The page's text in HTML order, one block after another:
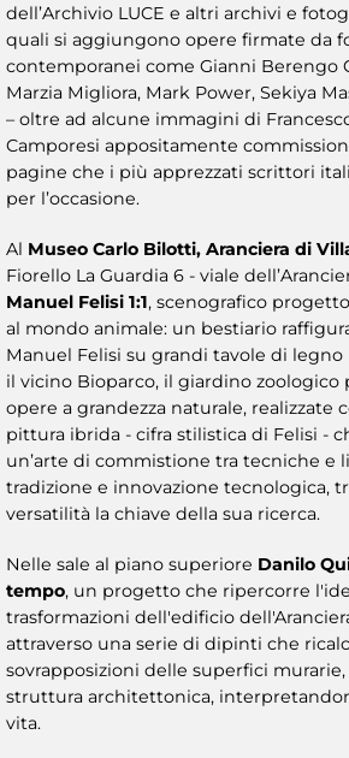
dell’Archivio LUCE e altri archivi e
quali si aggiungono opere firmate da
contemporanei come Gianni Berengo
Marzia Migliora, Mark Power, Sekiya
– oltre ad alcune immagini di
Camporesi appositamente
pagine che i più apprezzati scrittori
per l’occasione.
Al Museo Carlo Bilotti, Aranciera di
Fiorello La Guardia 6 - viale
Manuel Felisi 1:1, scenografico
al mondo animale: un bestiario
Manuel Felisi su grandi tavole di
il vicino Bioparco, il giardino zoologico
opere a grandezza naturale, realizzate
pittura ibrida - cifra stilistica di Felisi -
un’arte di commistione tra tecniche e
tradizione e innovazione tecnologica,
versatilità la chiave della sua ricerca.
Nelle sale al piano superiore Danilo
tempo, un progetto che ripercorre
trasformazioni dell'edificio
attraverso una serie di dipinti che
sovrapposizioni delle superfici murarie,
struttura architettonica,
vita.